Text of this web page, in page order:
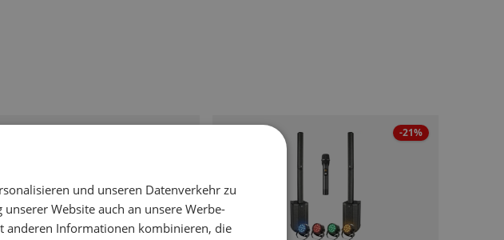
-21%
und unseren Datenverkehr zu
Website auch an unsere Werbe-
anderen Informationen kombinieren, die